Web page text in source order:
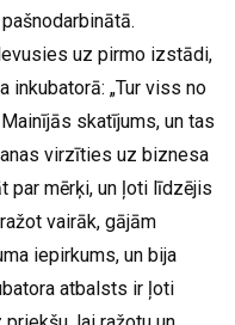
uz pirmo izstādi,
„Tur viss no
skatījums, un tas
virzīties uz biznesa
par mērķi, un ļoti līdzējis
vairāk, gājām
iepirkums, un bija
atbalsts ir ļoti